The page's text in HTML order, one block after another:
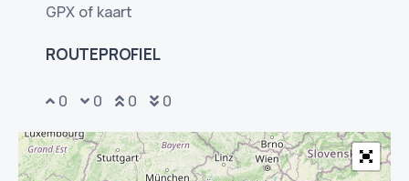
GPX of kaart
ROUTEPROFIEL
0 0 0 0